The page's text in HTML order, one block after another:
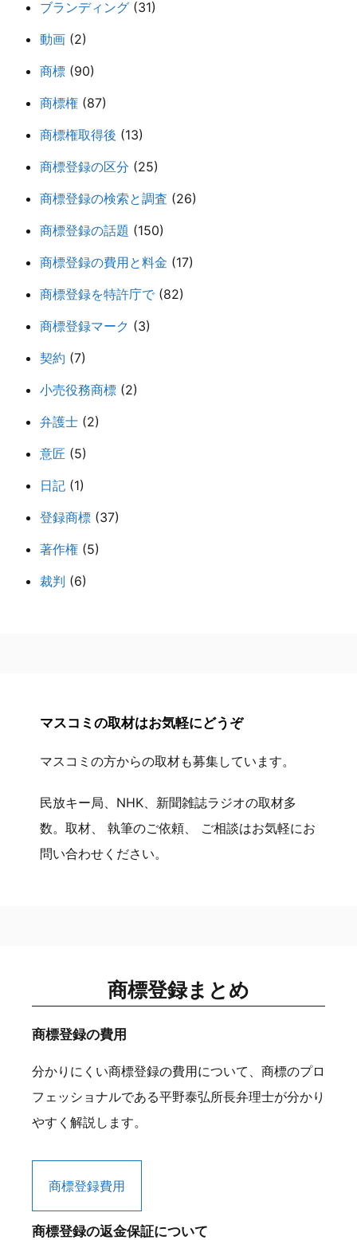
ブランディング (31)
動画 (2)
商標 (90)
商標権 (87)
商標権取得後 (13)
商標登録の区分 (25)
商標登録の検索と調査 (26)
商標登録の話題 (150)
商標登録の費用と料金 (17)
商標登録を特許庁で (82)
商標登録マーク (3)
契約 (7)
小売役務商標 (2)
弁護士 (2)
意匠 (5)
日記 (1)
登録商標 (37)
著作権 (5)
裁判 (6)
マスコミの取材はお気軽にどうぞ
マスコミの方からの取材も募集しています。
民放キー局、NHK、新聞雑誌ラジオの取材多
数。取材、 執筆のご依頼、 ご相談はお気軽にお
問い合わせください。
商標登録まとめ
商標登録の費用
分かりにくい商標登録の費用について、商標のプロ
フェッショナルである平野泰弘所長弁理士が分かり
やすく解説します。
商標登録費用
商標登録の返金保証について